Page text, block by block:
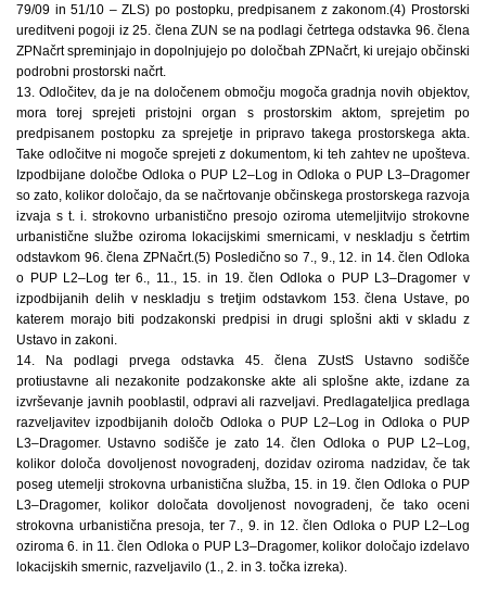
79/09 in 51/10 – ZLS) po postopku, predpisanem z zakonom.(4) Prostorski
ureditveni pogoji iz 25. člena ZUN se na podlagi četrtega odstavka 96. člena
ZPNačrt spreminjajo in dopolnjujejo po določbah ZPNačrt, ki urejajo občinski
podrobni prostorski načrt.
13. Odločitev, da je na določenem območju mogoča gradnja novih objektov,
mora torej sprejeti pristojni organ s prostorskim aktom, sprejetim po
predpisanem postopku za sprejetje in pripravo takega prostorskega akta.
Take odločitve ni mogoče sprejeti z dokumentom, ki teh zahtev ne upošteva.
Izpodbijane določbe Odloka o PUP L2–Log in Odloka o PUP L3–Dragomer
so zato, kolikor določajo, da se načrtovanje občinskega prostorskega razvoja
izvaja s t. i. strokovno urbanistično presojo oziroma utemeljitvijo strokovne
urbanistične službe oziroma lokacijskimi smernicami, v neskladju s četrtim
odstavkom 96. člena ZPNačrt.(5) Posledično so 7., 9., 12. in 14. člen Odloka
o PUP L2–Log ter 6., 11., 15. in 19. člen Odloka o PUP L3–Dragomer v
izpodbijanih delih v neskladju s tretjim odstavkom 153. člena Ustave, po
katerem morajo biti podzakonski predpisi in drugi splošni akti v skladu z
Ustavo in zakoni.
14. Na podlagi prvega odstavka 45. člena ZUstS Ustavno sodišče
protiustavne ali nezakonite podzakonske akte ali splošne akte, izdane za
izvrševanje javnih pooblastil, odpravi ali razveljavi. Predlagateljica predlaga
razveljavitev izpodbijanih določb Odloka o PUP L2–Log in Odloka o PUP
L3–Dragomer. Ustavno sodišče je zato 14. člen Odloka o PUP L2–Log,
kolikor določa dovoljenost novogradenj, dozidav oziroma nadzidav, če tak
poseg utemelji strokovna urbanistična služba, 15. in 19. člen Odloka o PUP
L3–Dragomer, kolikor določata dovoljenost novogradenj, če tako oceni
strokovna urbanistična presoja, ter 7., 9. in 12. člen Odloka o PUP L2–Log
oziroma 6. in 11. člen Odloka o PUP L3–Dragomer, kolikor določajo izdelavo
lokacijskih smernic, razveljavilo (1., 2. in 3. točka izreka).